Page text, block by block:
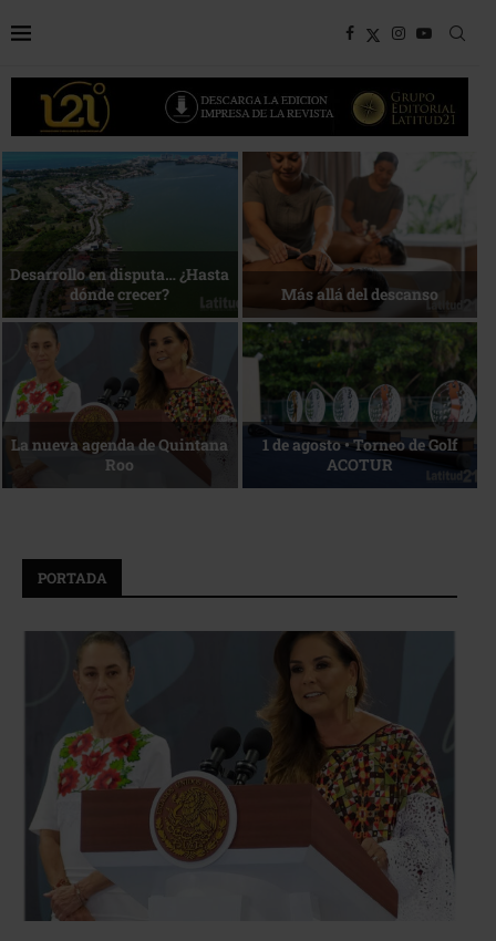
Bottega, un viaje servido a la
mesa
Energía que Impulsa la
competitividad
Reconocimiento de viajeros La esencia del servicio
PORTADA